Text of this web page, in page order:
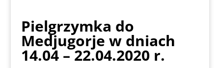
Pielgrzymka do
Medjugorje w dniach
14.04 – 22.04.2020 r.